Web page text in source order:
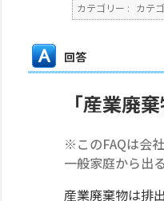
カテゴリー : カテ
回答
「産業廃
※このFAQは会
一般家庭から出
産業廃棄物は排